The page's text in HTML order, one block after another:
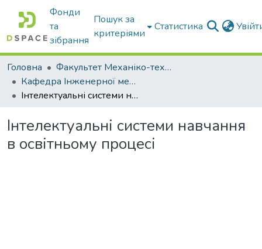
Фонди
та
зібрання
Пошук за
критеріями
Статистика
Головна
Факультет Механіко-технологічний
Кафедра Інженерної механіки та комп'ютерного проектування
Інтелектуальні системи навчання в освітньому процесі
Інтелектуальні системи навчання
в освітньому процесі